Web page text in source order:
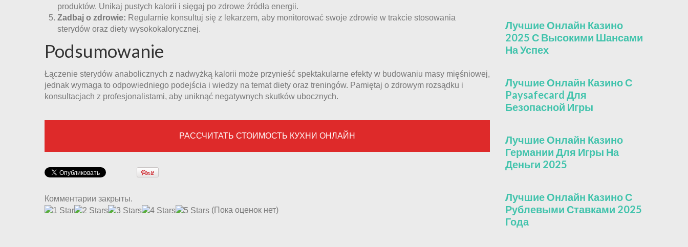
produktów. Unikaj pustych kalorii i sięgaj po zdrowe źródła energii.
Zadbaj o zdrowie: Regularnie konsultuj się z lekarzem, aby monitorować swoje zdrowie w trakcie stosowania
sterydów oraz diety wysokokalorycznej.
Podsumowanie
Łączenie sterydów anabolicznych z nadwyżką kalorii może przynieść spektakularne efekty w budowaniu masy mięśniowej,
jednak wymaga to odpowiedniego podejścia i wiedzy na temat diety oraz treningów. Pamiętaj o zdrowym rozsądku i
konsultacjach z profesjonalistami, aby uniknąć negatywnych skutków ubocznych.
РАССЧИТАТЬ СТОИМОСТЬ КУХНИ ОНЛАЙН
Комментарии закрыты.
(Пока оценок нет)
Лучшие Онлайн Казино
2025 С Высокими Шансами
На Успех
Лучшие Онлайн Казино С
Paysafecard Для
Безопасной Игры
Лучшие Онлайн Казино
Германии Для Игры На
Деньги 2025
Лучшие Онлайн Казино С
Рублевыми Ставками 2025
Года